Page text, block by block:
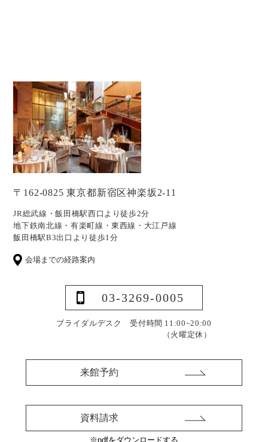
〒162-0825 東京都新宿区神楽坂2-11
JR総武線・飯田橋駅西口より徒歩2分
地下鉄南北線・有楽町線・東西線・大江戸線
飯田橋駅B3出口より徒歩1分
会場までの経路案内
03-3269-0005
ブライダルデスク 受付時間 11:00~20:00
（火曜定休）
来館予約
資料請求
※pdfをダウンロードする